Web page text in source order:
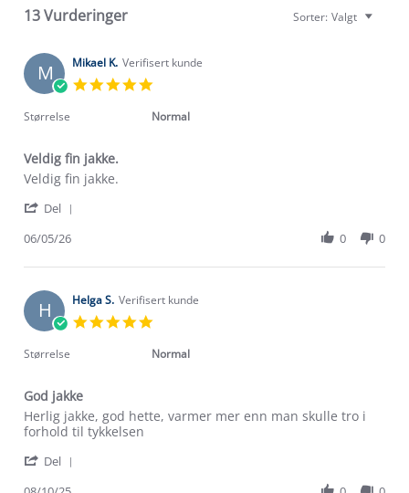
13 Vurderinger Sorter: Valgt
M Mikael K. Verifisert kunde
rating
Størrelse Normal
Veldig fin jakke.
Review
Mikael
on
May
review
Veldig
jakke.
Veldig fin jakke.
Del
Mikael
on
6
May
06/05/26 0 0
H Helga S. Verifisert kunde
rating
Størrelse Normal
God jakke
Review
by
S.
review
stating
jakke
Herlig jakke, god hette, varmer mer enn man skulle tro i
forhold til tykkelsen
Del